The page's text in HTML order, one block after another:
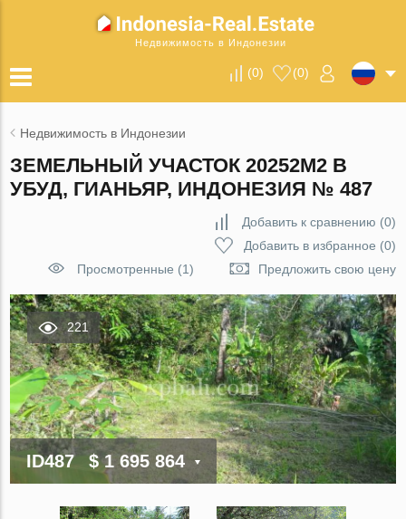
Недвижимость в Индонезии
(0) (0)
Недвижимость в Индонезии
ЗЕМЕЛЬНЫЙ УЧАСТОК 20252М2 В
УБУД, ГИАНЬЯР, ИНДОНЕЗИЯ № 487
Добавить к сравнению (0)
Добавить в избранное (0)
Просмотренные (1)
Предложить свою цену
221
ID487 $ 1 695 864